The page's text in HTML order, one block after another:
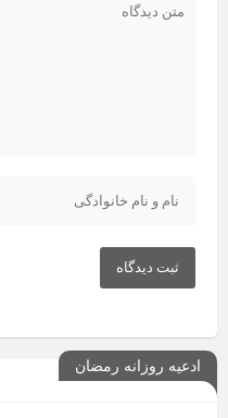
ثبت دیدگاه
ادعیه روزانه رمضان